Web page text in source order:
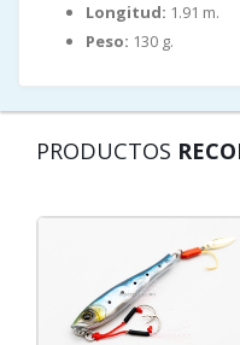
Longitud: 1.91 m.
Peso: 130 g.
PRODUCTOS